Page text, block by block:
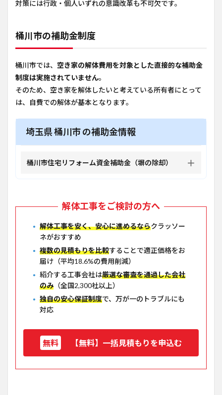
対策には行政・個人いずれの意識改革も不可欠です。
桶川市の補助金制度
桶川市では、 空き家の解体費用を対象とした直接的な補助金
制度は実施されていません。
そのため、空き家を解体したいと考えている所有者にとって
は、自費での解体が基本となります。
埼玉県 桶川市 の補助金情報
桶川市住宅リフォーム資金補助金（塀の除却）
解体工事をご検討の方へ
解体工事を安く、安心に進めるならクラッソー
ネがおすすめ
複数の見積もりを比較することで適正価格をお
届け（平均18.6%の費用削減）
紹介する工事会社は厳選な審査を通過した会社
のみ （全国2,300社以上）
独自の安心保証制度で、万が一のトラブルにも
対応
【無料】一括見積もりを申込む